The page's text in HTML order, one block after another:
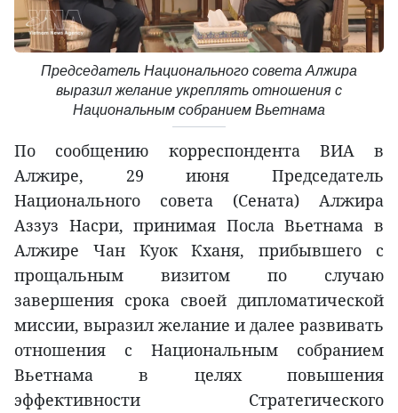
Председатель Национального совета Алжира
выразил желание укреплять отношения с
Национальным собранием Вьетнама
По сообщению корреспондента ВИА в
Алжире, 29 июня Председатель
Национального совета (Сената) Алжира
Аззуз Насри, принимая Посла Вьетнама в
Алжире Чан Куок Кханя, прибывшего с
прощальным визитом по случаю
завершения срока своей дипломатической
миссии, выразил желание и далее развивать
отношения с Национальным собранием
Вьетнама в целях повышения
эффективности Стратегического